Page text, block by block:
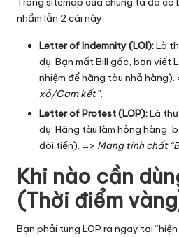
nhầm lẫn 2 cái này:
Letter of Indemnity (LOI):Là
dụ: Bạn mất Bill gốc, bạn viết
nhiệm để hãng tàu nhả hàng).
xỏ/Cam kết”.
Letter of Protest (LOP):Là thư
dụ: Hãng tàu làm hỏng hàng,
đòi tiền). => Mang tính chất
Khi nào cần
(Thời điểm
Bạn phải tung LOP ra ngay tại